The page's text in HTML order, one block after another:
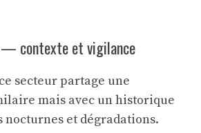
— contexte et vigilance
secteur partage une
mais avec un historique
nocturnes et dégradations.